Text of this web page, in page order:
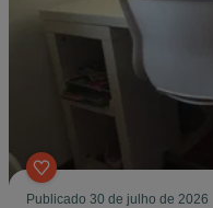
Publicado 30 de julho de 2026